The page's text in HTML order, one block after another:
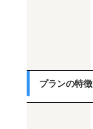
プランの特徴